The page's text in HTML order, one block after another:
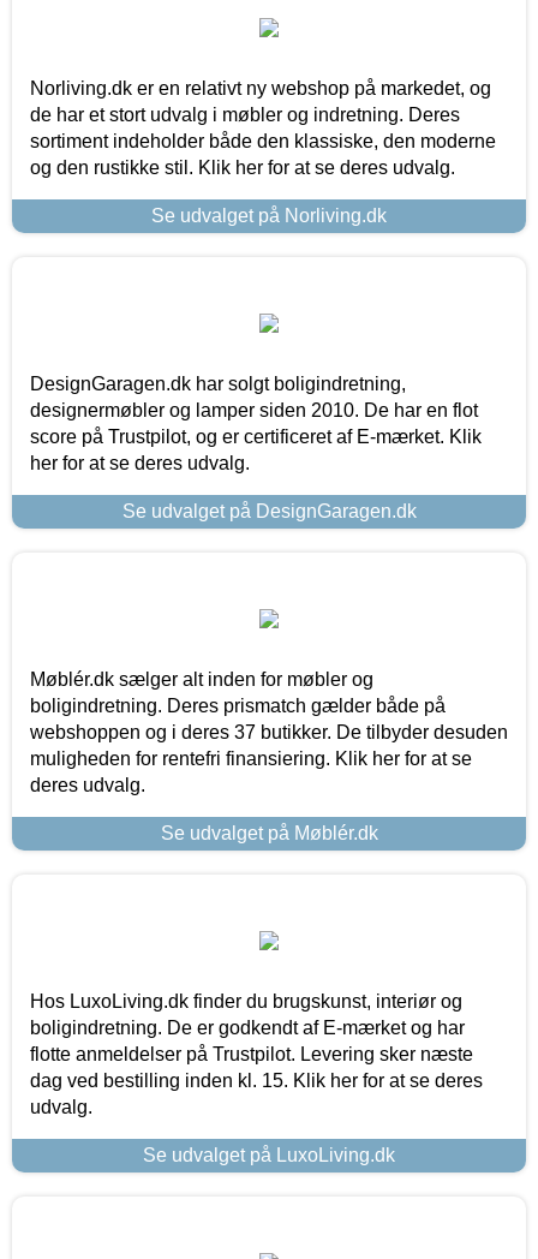
Norliving.dk er en relativt ny webshop på markedet, og
de har et stort udvalg i møbler og indretning. Deres
sortiment indeholder både den klassiske, den moderne
og den rustikke stil. Klik her for at se deres udvalg.
Se udvalget på Norliving.dk
DesignGaragen.dk har solgt boligindretning,
designermøbler og lamper siden 2010. De har en flot
score på Trustpilot, og er certificeret af E-mærket. Klik
her for at se deres udvalg.
Se udvalget på DesignGaragen.dk
Møblér.dk sælger alt inden for møbler og
boligindretning. Deres prismatch gælder både på
webshoppen og i deres 37 butikker. De tilbyder desuden
muligheden for rentefri finansiering. Klik her for at se
deres udvalg.
Se udvalget på Møblér.dk
Hos LuxoLiving.dk finder du brugskunst, interiør og
boligindretning. De er godkendt af E-mærket og har
flotte anmeldelser på Trustpilot. Levering sker næste
dag ved bestilling inden kl. 15. Klik her for at se deres
udvalg.
Se udvalget på LuxoLiving.dk